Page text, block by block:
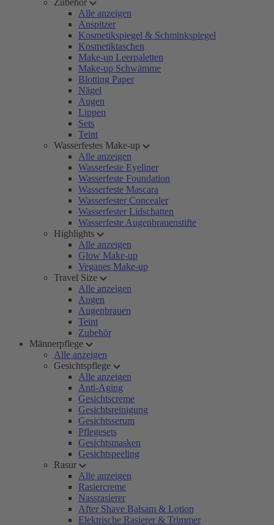
Zubehör
Alle anzeigen
Anspitzer
Kosmetikspiegel & Schminkspiegel
Kosmetiktaschen
Make-up Leerpaletten
Make-up Schwämme
Blotting Paper
Nägel
Augen
Lippen
Sets
Teint
Wasserfestes Make-up
Alle anzeigen
Wasserfeste Eyeliner
Wasserfeste Foundation
Wasserfeste Mascara
Wasserfester Concealer
Wasserfester Lidschatten
Wasserfeste Augenbrauenstifte
Highlights
Alle anzeigen
Glow Make-up
Veganes Make-up
Travel Size
Alle anzeigen
Augen
Augenbrauen
Teint
Zubehör
Männerpflege
Alle anzeigen
Gesichtspflege
Alle anzeigen
Anti-Aging
Gesichtscreme
Gesichtsreinigung
Gesichtsserum
Pflegesets
Gesichtsmasken
Gesichtspeeling
Rasur
Alle anzeigen
Rasiercreme
Nassrasierer
After Shave Balsam & Lotion
Elektrische Rasierer & Trimmer